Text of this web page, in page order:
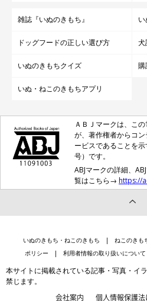
雑誌『いぬのきもち』
ドッグフードの正しい選び方 犬
いぬのきもちクイズ 購
いぬ・ねこのきもちアプリ
ＡＢＪマークは、こ
が、著作権者からコ
ービスであることを
号）です。
ABJマークの詳細、
覧はこちら→ https://
いぬのきもち・ねこのきもち ねこのきも
ポリシー
利用者情報の取り扱いについて
本サイトに掲載されている記事・写真・イ
禁じます。
会社案内 個人情報保護